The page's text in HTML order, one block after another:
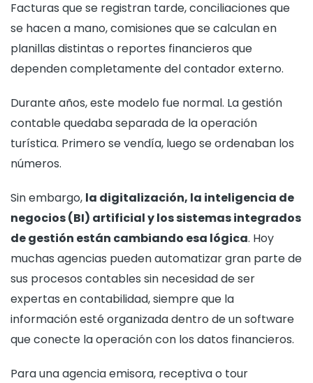
Facturas que se registran tarde, conciliaciones que
se hacen a mano, comisiones que se calculan en
planillas distintas o reportes financieros que
dependen completamente del contador externo.
Durante años, este modelo fue normal. La gestión
contable quedaba separada de la operación
turística. Primero se vendía, luego se ordenaban los
números.
Sin embargo, la digitalización, la inteligencia de
negocios (BI) artificial y los sistemas integrados
de gestión están cambiando esa lógica. Hoy
muchas agencias pueden automatizar gran parte de
sus procesos contables sin necesidad de ser
expertas en contabilidad, siempre que la
información esté organizada dentro de un software
que conecte la operación con los datos financieros.
Para una agencia emisora, receptiva o tour